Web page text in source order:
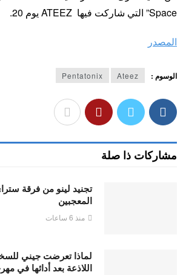
Space” التي شاركت فيها ATEEZ يوم 20.
المصدر
الوسوم : Ateez
Pentatonix
مشاركات ذا صلة
تجنيد لينو من فرقة
المعجبين
منذ 6 ساعات
لماذا تعرضت جيني
اللاذعة بعد أدائها في